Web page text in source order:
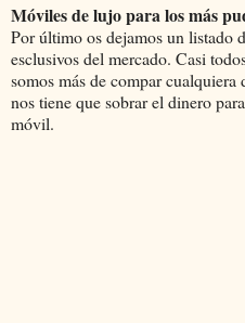
Móviles de lujo para los más
Por último os dejamos un listado
esclusivos del mercado. Casi
somos más de compar
nos tiene que sobrar el dinero
móvil.